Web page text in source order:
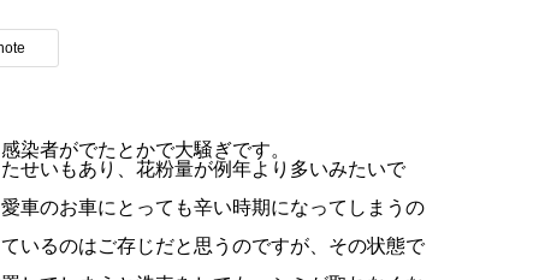
染者がでたとかで大騒ぎです。
せいもあり、花粉量が例年より多いみたいで
車のお車にとっても辛い時期になってしまうの
いるのはご存じだと思うのですが、その状態で